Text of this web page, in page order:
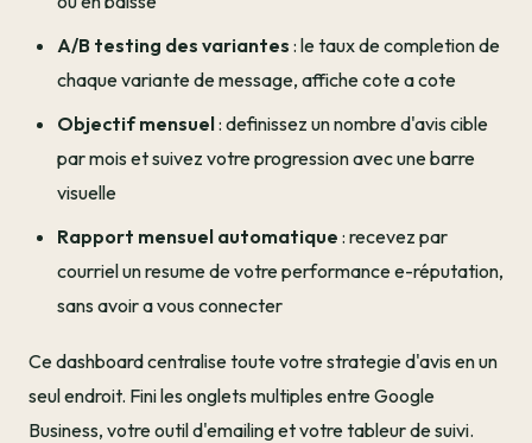
A/B testing des variantes : le taux de completion de
chaque variante de message, affiche cote a cote
Objectif mensuel: definissez un nombre d'avis cible
par mois et suivez votre progression avec une barre
visuelle
Rapport mensuel automatique : recevez par
courriel un resume de votre performance e-réputation,
sans avoir a vous connecter
Ce dashboard centralise toute votre strategie d'avis en un
seul endroit. Fini les onglets multiples entre Google
Business, votre outil d'emailing et votre tableur de suivi.